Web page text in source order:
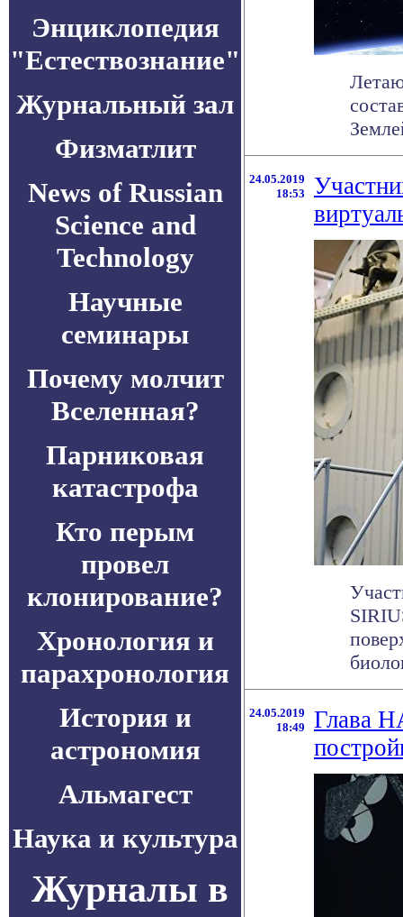
Энциклопедия
"Естествознание"
Журнальный зал
Физматлит
News of Russian
Science and
Technology
Научные
семинары
Почему молчит
Вселенная?
Парниковая
катастрофа
Кто перым
провел
клонирование?
Хронология и
парахронология
История и
астрономия
Альмагест
Наука и культура
Журналы в
24.05.2019
18:53
24.05.2019
18:49
Глава